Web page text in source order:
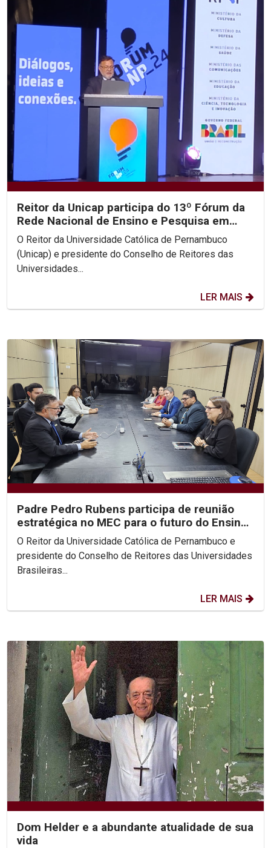
Reitor da Unicap participa do 13º Fórum da
Rede Nacional de Ensino e Pesquisa em
Brasília
O Reitor da Universidade Católica de Pernambuco
(Unicap) e presidente do Conselho de Reitores das
Universidades...
LER MAIS
Padre Pedro Rubens participa de reunião
estratégica no MEC para o futuro do Ensino
Superior no...
O Reitor da Universidade Católica de Pernambuco e
presidente do Conselho de Reitores das Universidades
Brasileiras...
LER MAIS
Dom Helder e a abundante atualidade de sua
vida